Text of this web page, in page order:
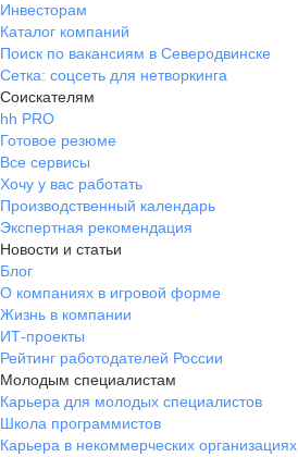
Инвесторам
Каталог компаний
Поиск по вакансиям в Северодвинске
Сетка: соцсеть для нетворкинга
Соискателям
hh PRO
Готовое резюме
Все сервисы
Хочу у вас работать
Производственный календарь
Экспертная рекомендация
Новости и статьи
Блог
О компаниях в игровой форме
Жизнь в компании
ИТ-проекты
Рейтинг работодателей России
Молодым специалистам
Карьера для молодых специалистов
Школа программистов
Карьера в некоммерческих организациях